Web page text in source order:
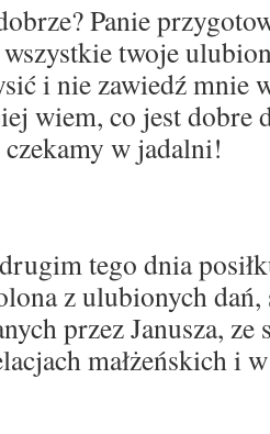
Panie
wszystkie twoje
i nie zawiedź mnie
wiem, co jest dobre
w jadalni!
tego dnia
z ulubionych dań,
przez Janusza, ze
małżeńskich i